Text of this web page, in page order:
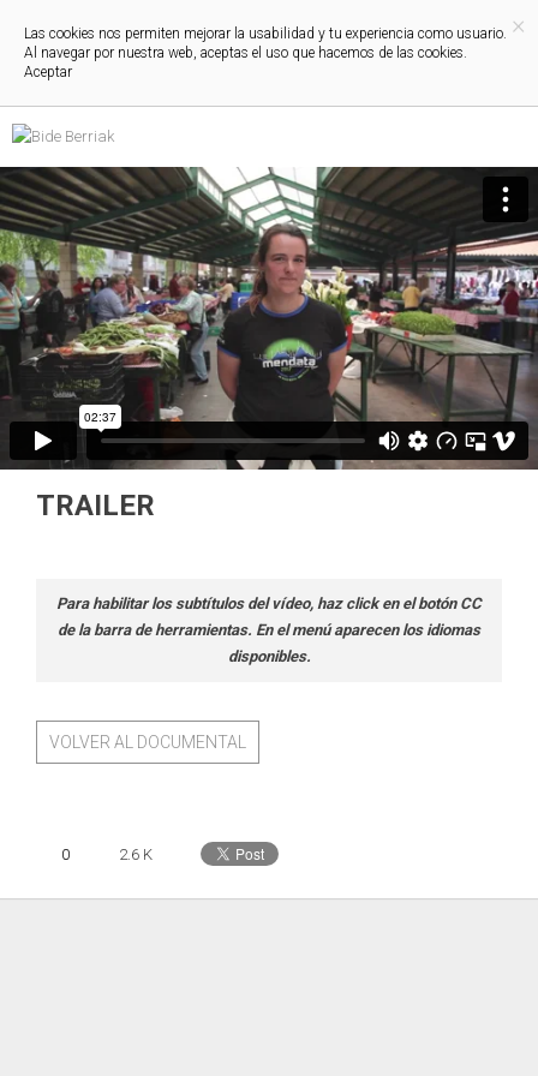
TRAILER
Para habilitar los subtítulos del vídeo, haz click en el botón CC
de la barra de herramientas. En el menú aparecen los idiomas
disponibles.
VOLVER AL DOCUMENTAL
0 2.6 K
×
Las cookies nos permiten mejorar la usabilidad y tu experiencia como usuario.
Al navegar por nuestra web, aceptas el uso que hacemos de las cookies.
Aceptar